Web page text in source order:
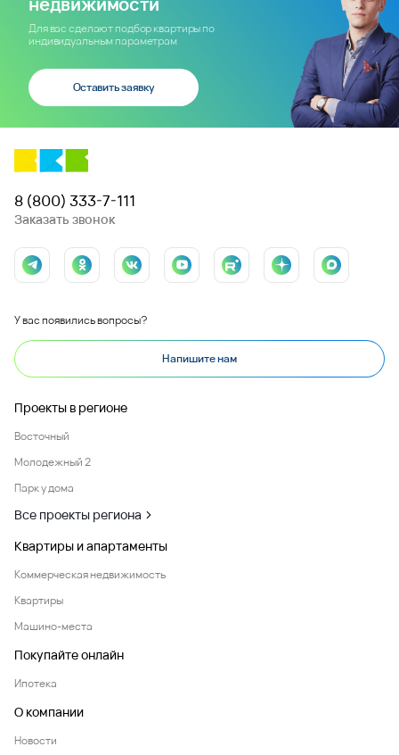
Для вас сделают подбор квартиры по
индивидуальным параметрам
Оставить заявку
8 (800) 333-7-111
Заказать звонок
У вас появились вопросы?
Напишите нам
Проекты в регионе
Восточный
Молодежный 2
Парк у дома
Все проекты региона
Квартиры и апартаменты
Коммерческая недвижимость
Квартиры
Машино-места
Покупайте онлайн
Ипотека
О компании
Новости